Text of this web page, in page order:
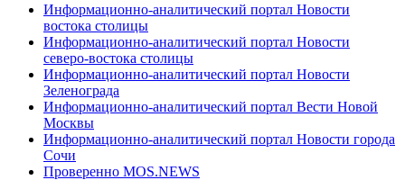
Информационно-аналитический портал Новости
востока столицы
Информационно-аналитический портал Новости
северо-востока столицы
Информационно-аналитический портал Новости
Зеленограда
Информационно-аналитический портал Вести Новой
Москвы
Информационно-аналитический портал Новости города
Сочи
Проверенно MOS.NEWS